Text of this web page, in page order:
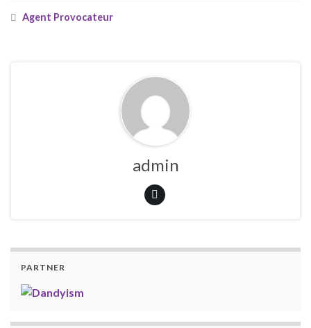
Agent Provocateur
admin
PARTNER